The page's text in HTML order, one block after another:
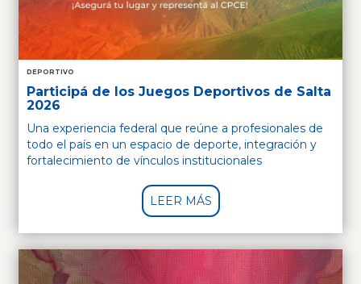
DEPORTIVO
Participá de los Juegos Deportivos de Salta
2026
Una experiencia federal que reúne a profesionales de
todo el país en un espacio de deporte, integración y
fortalecimiento de vínculos institucionales
LEER MÁS